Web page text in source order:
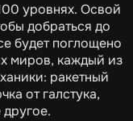
уровнях. Освой
добраться до
будет поглощено
миров, каждый из
ракетный
от галстука,